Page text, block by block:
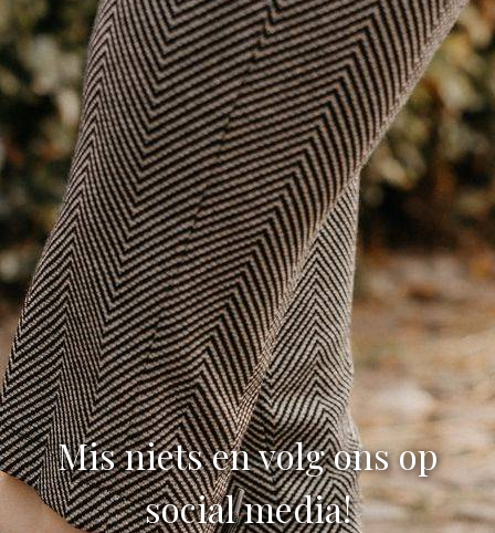
Mis niets en volg ons op
social media!